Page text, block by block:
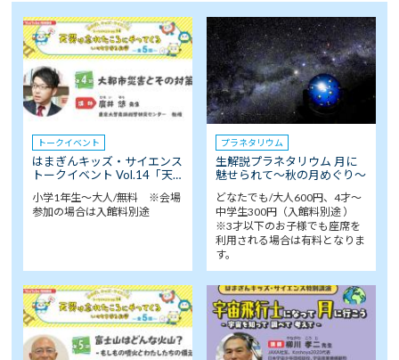
トークイベント
はまぎんキッズ・サイエンス
トークイベント Vol.14「天…
小学1年生～大人/無料 ※会場
参加の場合は入館料別途
プラネタリウム
生解説プラネタリウム 月に
魅せられて～秋の月めぐり～
どなたでも/大人600円、4才～
中学生300円（入館料別途 ）
※3才以下のお子様でも座席を
利用される場合は有料となりま
す。